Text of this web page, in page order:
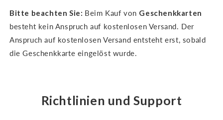
Bitte beachten Sie: Beim Kauf von Geschenkkarten
besteht kein Anspruch auf kostenlosen Versand. Der
Anspruch auf kostenlosen Versand entsteht erst, sobald
die Geschenkkarte eingelöst wurde.
Richtlinien und Support